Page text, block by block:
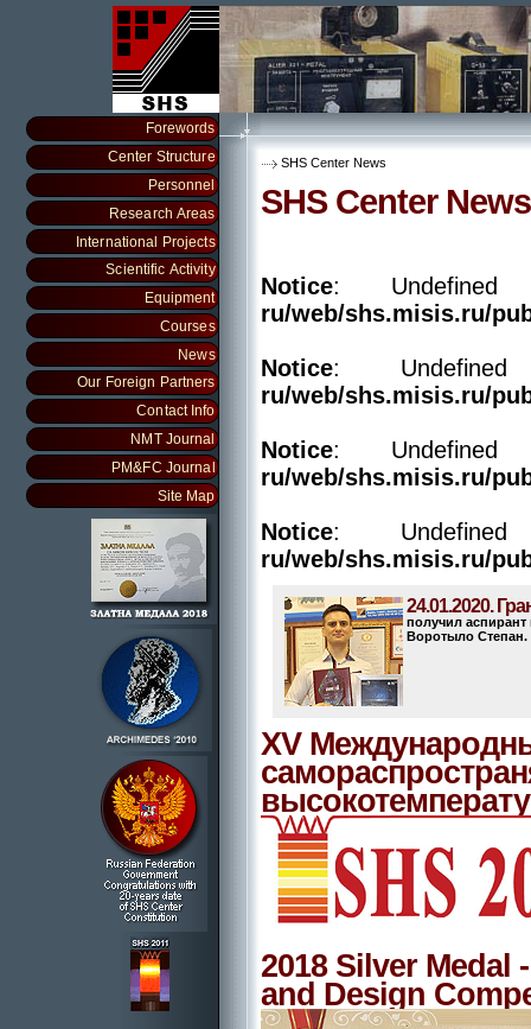
Forewords
Center Structure
Personnel
Research Areas
International Projects
Scientific Activity
Equipment
Courses
News
Our Foreign Partners
Contact Info
NMT Journal
PM&FC Journal
Site Map
SHS Center News
SHS Center News
Notice:
ru/web/shs.misis.ru/
Notice:
ru/web/shs.misis.ru/
Notice:
ru/web/shs.misis.ru/
Notice:
ru/web/shs.misis.ru/
24.01.2020.
получил
Воротыло Степан.
XV
2018 Silver
and Design